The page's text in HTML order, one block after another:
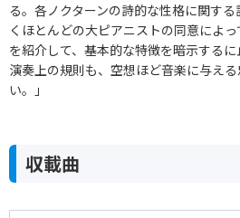
る。各ノクターンの詩的な性格に関す
くほとんどの大ピアニストの同意によ
を紹介して、基本的な特徴を暗示する
演奏上の規則も、空想ほど音楽に与え
い。」
収載曲